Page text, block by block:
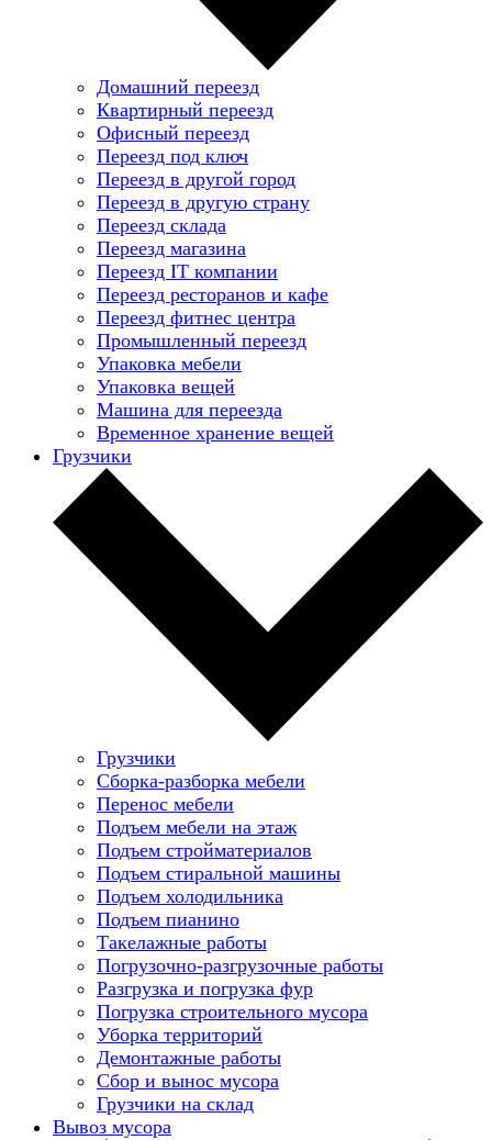
Домашний переезд
Квартирный переезд
Офисный переезд
Переезд под ключ
Переезд в другой город
Переезд в другую страну
Переезд склада
Переезд магазина
Переезд IT компании
Переезд ресторанов и кафе
Переезд фитнес центра
Промышленный переезд
Упаковка мебели
Упаковка вещей
Машина для переезда
Временное хранение вещей
Грузчики
Грузчики
Сборка-разборка мебели
Перенос мебели
Подъем мебели на этаж
Подъем стройматериалов
Подъем стиральной машины
Подъем холодильника
Подъем пианино
Такелажные работы
Погрузочно-разгрузочные работы
Разгрузка и погрузка фур
Погрузка строительного мусора
Уборка территорий
Демонтажные работы
Сбор и вынос мусора
Грузчики на склад
Вывоз мусора